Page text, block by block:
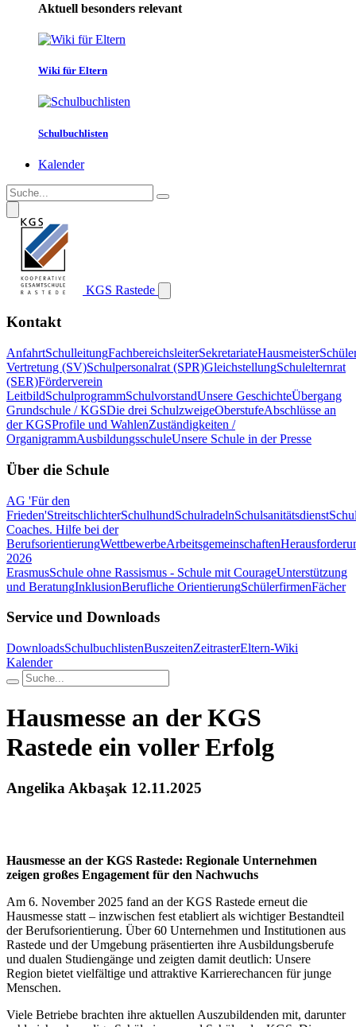
Aktuell besonders relevant
Wiki für Eltern
Schulbuchlisten
Kalender
KGS Rastede
Kontakt
AnfahrtSchulleitungFachbereichsleiterSekretariateHausmeister
Vertretung (SV)Schulpersonalrat (SPR)GleichstellungSchulelternrat
(SER)Förderverein
LeitbildSchulprogrammSchulvorstandUnsere GeschichteÜbergang
Grundschule / KGSDie drei SchulzweigeOberstufeAbschlüsse an
der KGSProfile und WahlenZuständigkeiten /
OrganigrammAusbildungsschuleUnsere Schule in der Presse
Über die Schule
AG 'Für den
Frieden'StreitschlichterSchulhundSchulradelnSchulsanitätsdienst
Coaches. Hilfe bei der
BerufsorientierungWettbewerbeArbeitsgemeinschaften
2026
ErasmusSchule ohne Rassismus - Schule mit CourageUnterstützung
und BeratungInklusionBerufliche OrientierungSchülerfirmenFächer
Service und Downloads
DownloadsSchulbuchlistenBuszeitenZeitrasterEltern-Wiki
Kalender
Hausmesse an der KGS
Rastede ein voller Erfolg
Angelika Akbaşak 12.11.2025
Hausmesse an der KGS Rastede: Regionale Unternehmen
zeigen großes Engagement für den Nachwuchs
Am 6. November 2025 fand an der KGS Rastede erneut die
Hausmesse statt – inzwischen fest etabliert als wichtiger Bestandteil
der Berufsorientierung. Über 60 Unternehmen und Institutionen aus
Rastede und der Umgebung präsentierten ihre Ausbildungsberufe
und dualen Studiengänge und zeigten damit deutlich: Unsere
Region bietet vielfältige und attraktive Karrierechancen für junge
Menschen.
Viele Betriebe brachten ihre aktuellen Auszubildenden mit, darunter